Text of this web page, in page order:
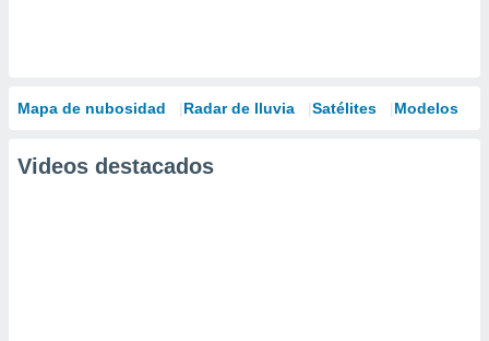
Mapa de nubosidad Radar de lluvia Satélites Modelos
Videos destacados